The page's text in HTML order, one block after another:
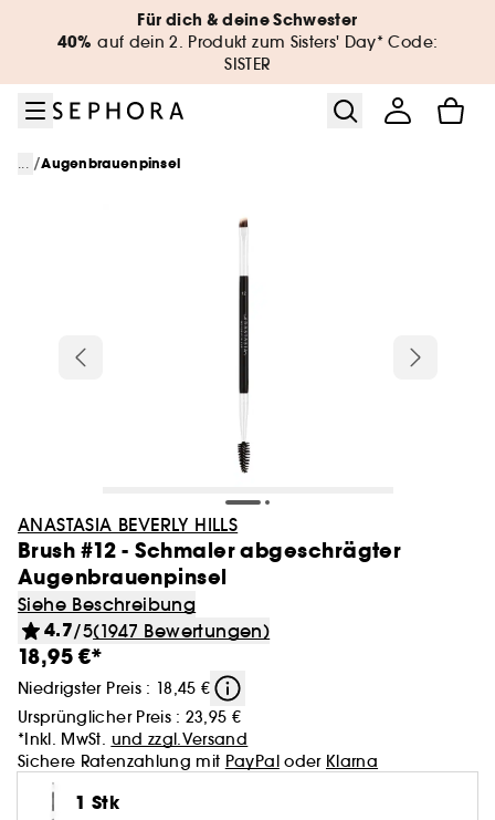
Zum HauptinhaltFür dich & deine Schwester
40% auf dein 2. Produkt zum Sisters' Day* Code:
SISTER
... /Augenbrauenpinsel
ANASTASIA BEVERLY HILLS
Brush #12 - Schmaler abgeschrägter
Augenbrauenpinsel
Siehe Beschreibung
4.7/5(1947 Bewertungen)
18,95 €*
Niedrigster Preis : 18,45 €
Ursprünglicher Preis : 23,95 €
*Inkl. MwSt. und zzgl.Versand
Sichere Ratenzahlung mit PayPaloder Klarna
1 Stk